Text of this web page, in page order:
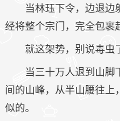
当林珏下令，边退边
经将整个宗门，完全包裹
就这架势，别说毒虫
当三十万人退到山脚
间的山峰，从半山腰往上
似的。